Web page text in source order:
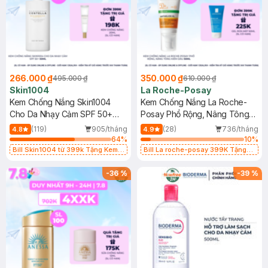
266.000 ₫495.000 ₫
Skin1004
Kem Chống Nắng Skin1004
Cho Da Nhạy Cảm SPF 50+
50ml
4.8 (119)
905/tháng
64%
Bill Skin1004 từ 399k Tặng Kem
SPF 50+ 20ml (SL Có Hạn)
350.000 ₫610.000 ₫
La Roche-Posay
Kem Chống Nắng La Roche-
Posay Phổ Rộng, Nâng Tông
Kiềm Dầu 50ml
4.9 (28)
736/tháng
10%
Bill La roche-posay 399K Tặng
(SL có hạn)
-36% -39 %